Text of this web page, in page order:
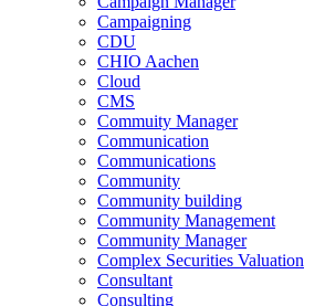
Campaigning
CDU
CHIO Aachen
Cloud
CMS
Commuity Manager
Communication
Communications
Community
Community building
Community Management
Community Manager
Complex Securities Valuation
Consultant
Consulting